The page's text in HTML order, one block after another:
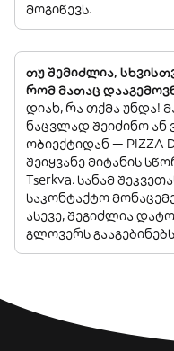
მოგიწევს.
თუ შემიძლია,
რომ მათაც
დიახ, რა თქმა უნდა!
ნაცვლად შეიძინო ან
ობიექტიდან — PIZZA
შეიყვანე მიტანის
Tserkva. სანამ
საკონტაქტო
ასევე, შეგიძლია
გლოვერს